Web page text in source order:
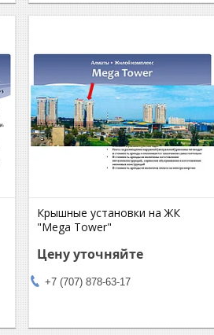
Крышные установки на ЖК
"Mega Tower"
Цену уточняйте
+7 (707) 878-63-17